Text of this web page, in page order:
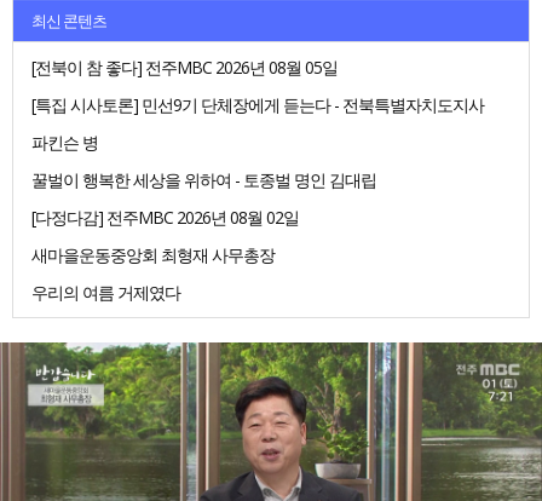
최신 콘텐츠
[전북이 참 좋다] 전주MBC 2026년 08월 05일
[특집 시사토론] 민선9기 단체장에게 듣는다 - 전북특별자치도지사
파킨슨 병
꿀벌이 행복한 세상을 위하여 - 토종벌 명인 김대립
[다정다감] 전주MBC 2026년 08월 02일
새마을운동중앙회 최형재 사무총장
우리의 여름 거제였다